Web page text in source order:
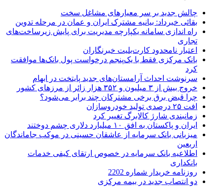
چالش جدید بر سر معیارهای مشاغل سخت
بقائی خبرداد: بیانیه مشترک ایران و عمان در مرحله تدوین
راه اندازی سامانه یکپارچه مدیریت برای پایش زیرساخت‌های
تجاری
اعتبار نامحدود کارت‌بلیت خبرنگاران
بانک مرکزی فقط با یک‌‎پنجم درخواست پول بانک‌ها موافقت
کرد
سرنوشت احداث آرامستان‌های جدید پایتخت در ابهام
خروج بیش از ۳ میلیون و ۳۵۲ هزار زائر از مرزهای کشور
چرا قبض برق برخی مشترکان چند برابر می‌شود؟
افت ۲۵ درصدی تولید خودروسازان
زمانبندی شارژ کالابرگ تغییر کرد
ایران و پاکستان به افق ۱۰ میلیارد دلاری چشم دوختند
میزبانی بانک سرمایه از عاشقان حسینی در موکب جاماندگان
اربعین
اطلاعیه بانک سرمایه در خصوص ارتقای کیفی خدمات
بانکداری
روزنامه خریدار شماره 2202
دو انتصاب جدید در بیمه مركزی